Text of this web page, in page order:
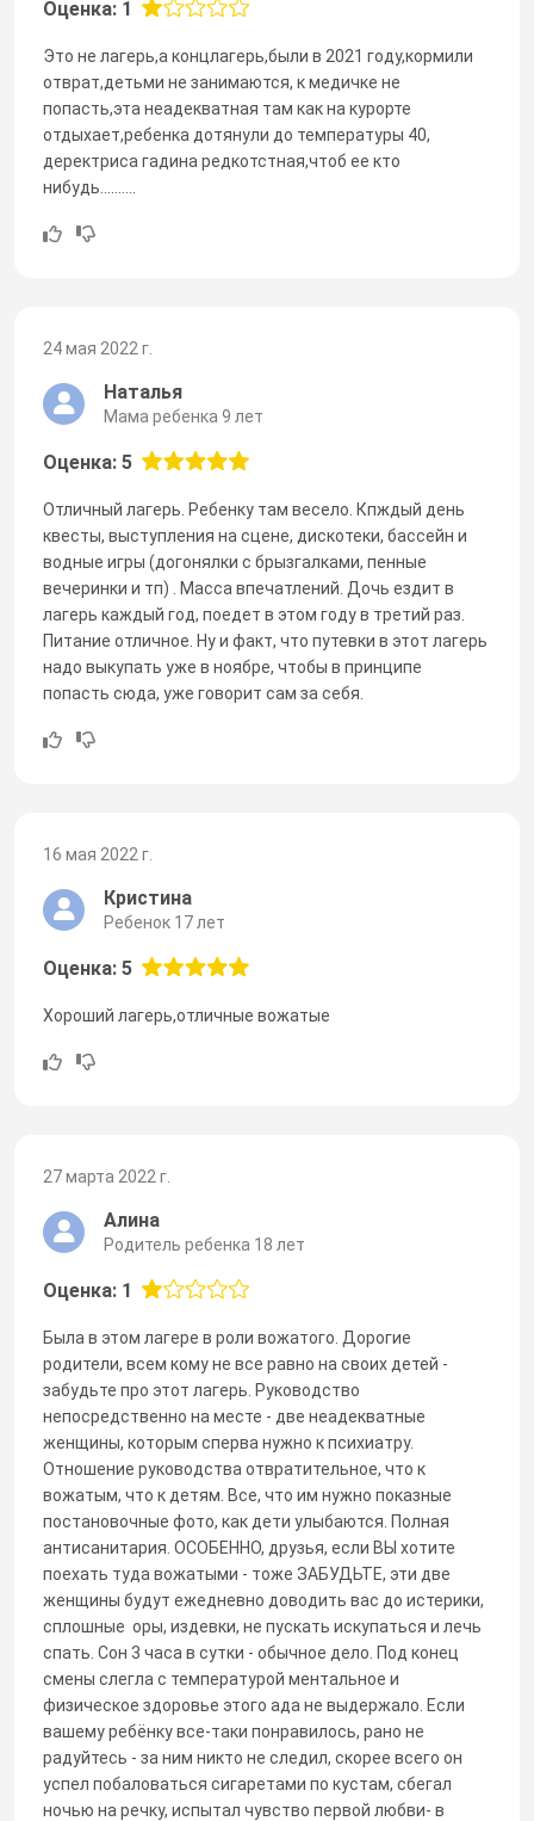
Оценка: 1
Это не лагерь,а концлагерь,были в 2021 году,кормили
отврат,детьми не занимаются, к медичке не
попасть,эта неадекватная там как на курорте
отдыхает,ребенка дотянули до температуры 40,
деректриса гадина редкотстная,чтоб ее кто
нибудь..........
24 мая 2022 г.
Наталья
Мама ребенка 9 лет
Оценка: 5
Отличный лагерь. Ребенку там весело. Кпждый день
квесты, выступления на сцене, дискотеки, бассейн и
водные игры (догонялки с брызгалками, пенные
вечеринки и тп) . Масса впечатлений. Дочь ездит в
лагерь каждый год, поедет в этом году в третий раз.
Питание отличное. Ну и факт, что путевки в этот лагерь
надо выкупать уже в ноябре, чтобы в принципе
попасть сюда, уже говорит сам за себя.
16 мая 2022 г.
Кристина
Ребенок 17 лет
Оценка: 5
Хороший лагерь,отличные вожатые
27 марта 2022 г.
Алина
Родитель ребенка 18 лет
Оценка: 1
Была в этом лагере в роли вожатого. Дорогие
родители, всем кому не все равно на своих детей -
забудьте про этот лагерь. Руководство
непосредственно на месте - две неадекватные
женщины, которым сперва нужно к психиатру.
Отношение руководства отвратительное, что к
вожатым, что к детям. Все, что им нужно показные
постановочные фото, как дети улыбаются. Полная
антисанитария. ОСОБЕННО, друзья, если ВЫ хотите
поехать туда вожатыми - тоже ЗАБУДЬТЕ, эти две
женщины будут ежедневно доводить вас до истерики,
сплошные оры, издевки, не пускать искупаться и лечь
спать. Сон 3 часа в сутки - обычное дело. Под конец
смены слегла с температурой ментальное и
физическое здоровье этого ада не выдержало. Если
вашему ребёнку все-таки понравилось, рано не
радуйтесь - за ним никто не следил, скорее всего он
успел побаловаться сигаретами по кустам, сбегал
ночью на речку, испытал чувство первой любви- в